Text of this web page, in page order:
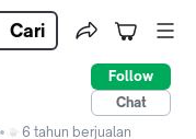
Cari
Follow
Chat
6 tahun berjualan